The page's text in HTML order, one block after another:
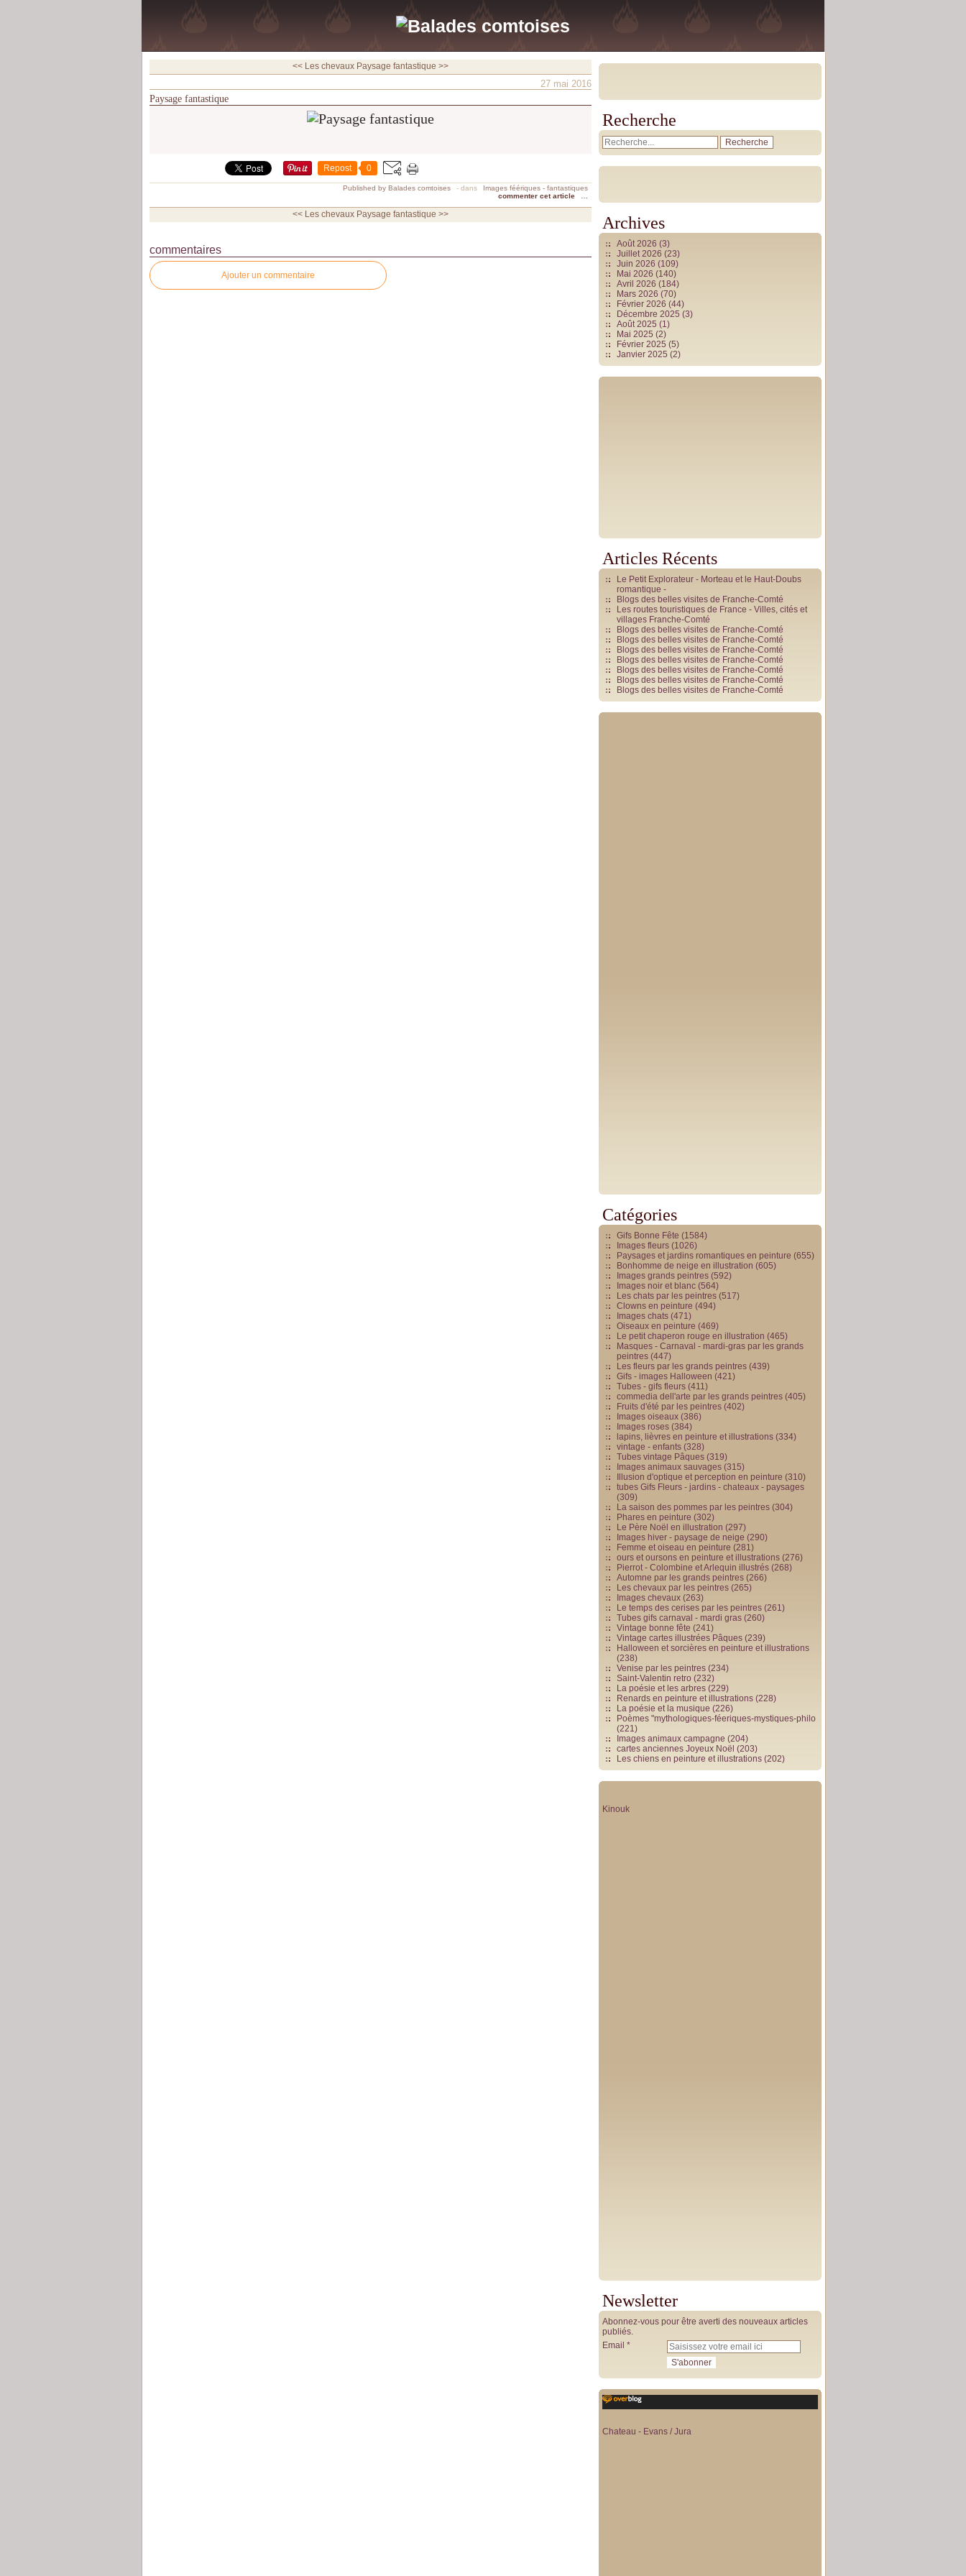
<< Les chevaux Paysage fantastique >>
27 mai 2016
Paysage fantastique
Repost 0
Published by Balades comtoises - dans
Images féériques - fantastiques
commenter cet article
<< Les chevaux Paysage fantastique >>
commentaires
Ajouter un commentaire
Recherche
Archives
Août 2026 (3)
Juillet 2026 (23)
Juin 2026 (109)
Mai 2026 (140)
Avril 2026 (184)
Mars 2026 (70)
Février 2026 (44)
Décembre 2025 (3)
Août 2025 (1)
Mai 2025 (2)
Février 2025 (5)
Janvier 2025 (2)
Articles Récents
Le Petit Explorateur - Morteau et le Haut-Doubs
romantique -
Blogs des belles visites de Franche-Comté
Les routes touristiques de France - Villes, cités et
villages Franche-Comté
Blogs des belles visites de Franche-Comté
Blogs des belles visites de Franche-Comté
Blogs des belles visites de Franche-Comté
Blogs des belles visites de Franche-Comté
Blogs des belles visites de Franche-Comté
Blogs des belles visites de Franche-Comté
Blogs des belles visites de Franche-Comté
Catégories
Gifs Bonne Fête (1584)
Images fleurs (1026)
Paysages et jardins romantiques en peinture (655)
Bonhomme de neige en illustration (605)
Images grands peintres (592)
Images noir et blanc (564)
Les chats par les peintres (517)
Clowns en peinture (494)
Images chats (471)
Oiseaux en peinture (469)
Le petit chaperon rouge en illustration (465)
Masques - Carnaval - mardi-gras par les grands
peintres (447)
Les fleurs par les grands peintres (439)
Gifs - images Halloween (421)
Tubes - gifs fleurs (411)
commedia dell'arte par les grands peintres (405)
Fruits d'été par les peintres (402)
Images oiseaux (386)
Images roses (384)
lapins, lièvres en peinture et illustrations (334)
vintage - enfants (328)
Tubes vintage Pâques (319)
Images animaux sauvages (315)
Illusion d'optique et perception en peinture (310)
tubes Gifs Fleurs - jardins - chateaux - paysages
(309)
La saison des pommes par les peintres (304)
Phares en peinture (302)
Le Père Noël en illustration (297)
Images hiver - paysage de neige (290)
Femme et oiseau en peinture (281)
ours et oursons en peinture et illustrations (276)
Pierrot - Colombine et Arlequin illustrés (268)
Automne par les grands peintres (266)
Les chevaux par les peintres (265)
Images chevaux (263)
Le temps des cerises par les peintres (261)
Tubes gifs carnaval - mardi gras (260)
Vintage bonne fête (241)
Vintage cartes illustrées Pâques (239)
Halloween et sorcières en peinture et illustrations
(238)
Venise par les peintres (234)
Saint-Valentin retro (232)
La poésie et les arbres (229)
Renards en peinture et illustrations (228)
La poésie et la musique (226)
Poèmes "mythologiques-féeriques-mystiques-philo
(221)
Images animaux campagne (204)
cartes anciennes Joyeux Noël (203)
Les chiens en peinture et illustrations (202)
Kinouk
Newsletter
Abonnez-vous pour être averti des nouveaux articles
publiés.
Email
Chateau - Evans / Jura